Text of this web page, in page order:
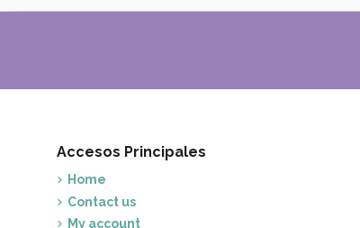
Accesos Principales
Home
Contact us
My account